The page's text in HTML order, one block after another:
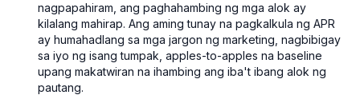
nagpapahiram, ang paghahambing ng mga alok ay
kilalang mahirap. Ang aming tunay na pagkalkula ng APR
ay humahadlang sa mga jargon ng marketing, nagbibigay
sa iyo ng isang tumpak, apples-to-apples na baseline
upang makatwiran na ihambing ang iba't ibang alok ng
pautang.